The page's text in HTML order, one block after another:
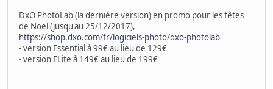
DxO PhotoLab (la dernière version) en promo pour les fêtes
de Noël (jusqu'au 25/12/2017),
https://shop.dxo.com/fr/logiciels-photo/dxo-photolab
- version Essential à 99€ au lieu de 129€
- version ELite à 149€ au lieu de 199€